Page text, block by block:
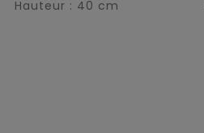
Hauteur : 40 cm